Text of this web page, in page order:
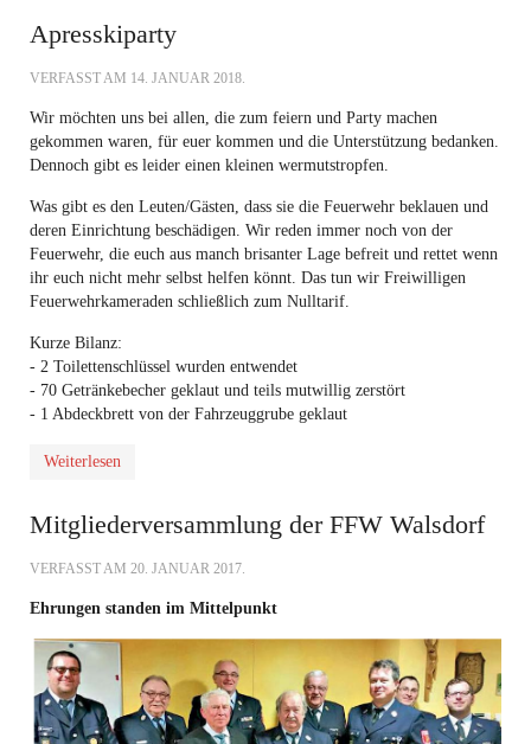
Apresskiparty
VERFASST AM 14. JANUAR 2018.
Wir möchten uns bei allen, die zum feiern und Party machen
gekommen waren, für euer kommen und die Unterstützung bedanken.
Dennoch gibt es leider einen kleinen wermutstropfen.
Was gibt es den Leuten/Gästen, dass sie die Feuerwehr beklauen und
deren Einrichtung beschädigen. Wir reden immer noch von der
Feuerwehr, die euch aus manch brisanter Lage befreit und rettet wenn
ihr euch nicht mehr selbst helfen könnt. Das tun wir Freiwilligen
Feuerwehrkameraden schließlich zum Nulltarif.
Kurze Bilanz:
- 2 Toilettenschlüssel wurden entwendet
- 70 Getränkebecher geklaut und teils mutwillig zerstört
- 1 Abdeckbrett von der Fahrzeuggrube geklaut
Weiterlesen
Mitgliederversammlung der FFW Walsdorf
VERFASST AM 20. JANUAR 2017.
Ehrungen standen im Mittelpunkt